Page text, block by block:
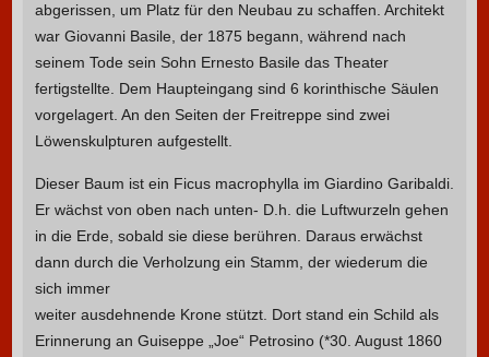
abgerissen, um Platz für den Neubau zu schaffen. Architekt
war Giovanni Basile, der 1875 begann, während nach
seinem Tode sein Sohn Ernesto Basile das Theater
fertigstellte. Dem Haupteingang sind 6 korinthische Säulen
vorgelagert. An den Seiten der Freitreppe sind zwei
Löwenskulpturen aufgestellt.
Dieser Baum ist ein Ficus macrophylla im Giardino Garibaldi.
Er wächst von oben nach unten- D.h. die Luftwurzeln gehen
in die Erde, sobald sie diese berühren. Daraus erwächst
dann durch die Verholzung ein Stamm, der wiederum die
sich immer
weiter ausdehnende Krone stützt. Dort stand ein Schild als
Erinnerung an Guiseppe „Joe“ Petrosino (*30. August 1860